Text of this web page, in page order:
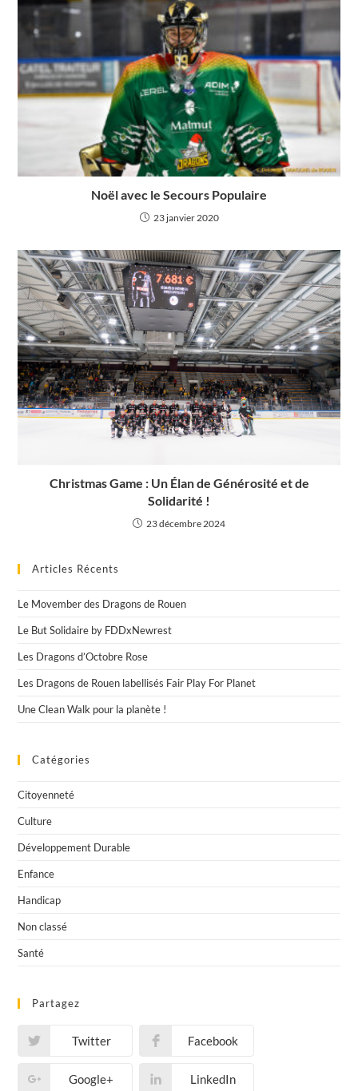
Noël avec le Secours Populaire
23 janvier 2020
Christmas Game : Un Élan de Générosité et de
Solidarité !
23 décembre 2024
Articles Récents
Le Movember des Dragons de Rouen
Le But Solidaire by FDDxNewrest
Les Dragons d’Octobre Rose
Les Dragons de Rouen labellisés Fair Play For Planet
Une Clean Walk pour la planète !
Catégories
Citoyenneté
Culture
Développement Durable
Enfance
Handicap
Non classé
Santé
Partagez
Twitter Facebook
Google+ LinkedIn